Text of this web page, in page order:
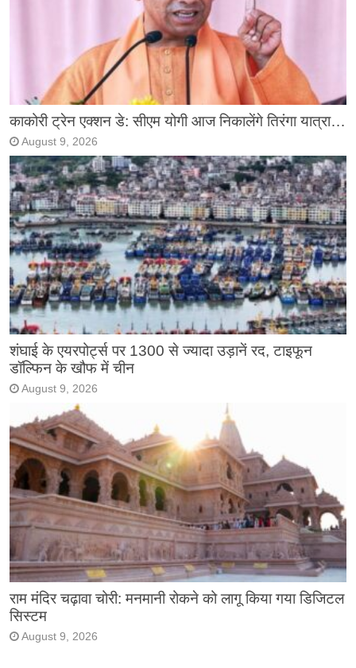
काकोरी ट्रेन एक्शन डे: सीएम योगी आज निकालेंगे तिरंगा यात्रा…
August 9, 2026
शंघाई के एयरपोर्ट्स पर 1300 से ज्यादा उड़ानें रद, टाइफून
डॉल्फिन के खौफ में चीन
August 9, 2026
राम मंदिर चढ़ावा चोरी: मनमानी रोकने को लागू किया गया डिजिटल
सिस्टम
August 9, 2026